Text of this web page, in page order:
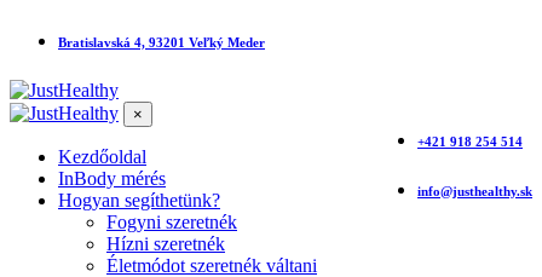
Bratislavská 4, 93201 Veľký Meder
+421 918 254 514
info@justhealthy.sk
×
Kezdőoldal
InBody mérés
Hogyan segíthetünk?
Fogyni szeretnék
Hízni szeretnék
Életmódot szeretnék váltani